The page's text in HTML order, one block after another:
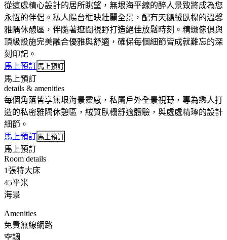
從這處精心設計的居所眺望，無垠海平線的醉人景致將成為您
永恆的伴侶。私人陽台框映壯麗全景，配有天鵝絨臥榻的溫馨
雅隅休憩區，伴隨著遼闊視野打造絕佳放鬆時刻。精緻傢俱與
頂級設施完美融合優雅與舒適，確保每個細節皆成就難忘的深
刻印記。
馬上預訂 馬上預訂
馬上預訂
details & amenities
每個角落皆享無垠海景靈感，私屬戶外全景視野，專為戀人打
造的私密雅隅休憩區，絨質臥榻舒適體驗，與處處精琢的設計
細節。
馬上預訂 馬上預訂
馬上預訂
Room details
1張特大床
45平米
海景
Amenities
免費無線網路
空調